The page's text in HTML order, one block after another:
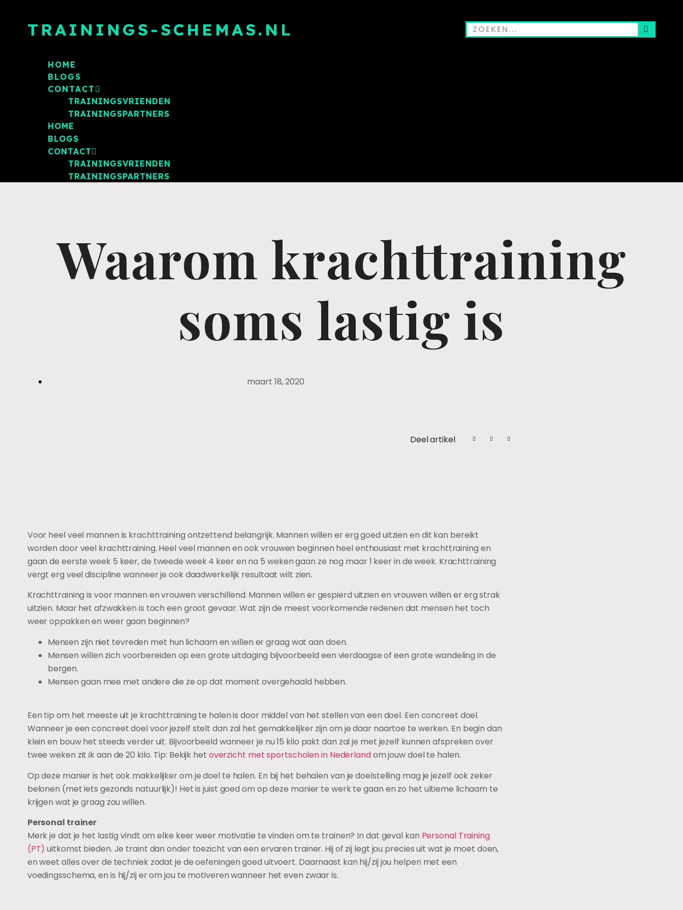
TRAININGS-SCHEMAS.NL
HOME
BLOGS
CONTACT
TRAININGSVRIENDEN
TRAININGSPARTNERS
HOME
BLOGS
CONTACT
TRAININGSVRIENDEN
TRAININGSPARTNERS
Waarom krachttraining
soms lastig is
maart 18, 2020
Deel artikel
Voor heel veel mannen is krachttraining ontzettend belangrijk. Mannen willen er erg goed uitzien en dit kan bereikt
worden door veel krachttraining. Heel veel mannen en ook vrouwen beginnen heel enthousiast met krachttraining en
gaan de eerste week 5 keer, de tweede week 4 keer en na 5 weken gaan ze nog maar 1 keer in de week. Krachttraining
vergt erg veel discipline wanneer je ook daadwerkelijk resultaat wilt zien.
Krachttraining is voor mannen en vrouwen verschillend. Mannen willen er gespierd uitzien en vrouwen willen er erg strak
uitzien. Maar het afzwakken is toch een groot gevaar. Wat zijn de meest voorkomende redenen dat mensen het toch
weer oppakken en weer gaan beginnen?
Mensen zijn niet tevreden met hun lichaam en willen er graag wat aan doen.
Mensen willen zich voorbereiden op een grote uitdaging bijvoorbeeld een vierdaagse of een grote wandeling in de
bergen.
Mensen gaan mee met andere die ze op dat moment overgehaald hebben.
Een tip om het meeste uit je krachttraining te halen is door middel van het stellen van een doel. Een concreet doel.
Wanneer je een concreet doel voor jezelf stelt dan zal het gemakkelijker zijn om je daar naartoe te werken. En begin dan
klein en bouw het steeds verder uit. Bijvoorbeeld wanneer je nu 15 kilo pakt dan zal je met jezelf kunnen afspreken over
twee weken zit ik aan de 20 kilo. Tip: Bekijk het overzicht met sportscholen in Nederlandom jouw doel te halen.
Op deze manier is het ook makkelijker om je doel te halen. En bij het behalen van je doelstelling mag je jezelf ook zeker
belonen (met iets gezonds natuurlijk)! Het is juist goed om op deze manier te werk te gaan en zo het ultieme lichaam te
krijgen wat je graag zou willen.
Personal trainer
Merk je dat je het lastig vindt om elke keer weer motivatie te vinden om te trainen? In dat geval kan Personal Training
(PT) uitkomst bieden. Je traint dan onder toezicht van een ervaren trainer. Hij of zij legt jou precies uit wat je moet doen,
en weet alles over de techniek zodat je de oefeningen goed uitvoert. Daarnaast kan hij/zij jou helpen met een
voedingsschema, en is hij/zij er om jou te motiveren wanneer het even zwaar is.